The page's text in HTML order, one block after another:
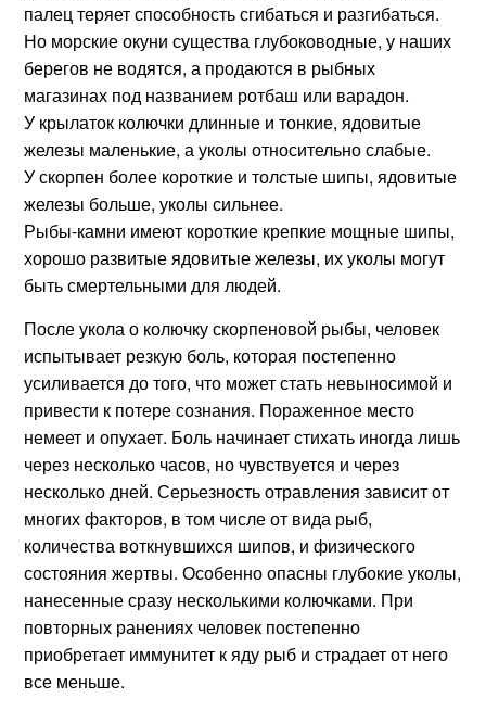
палец теряет способность сгибаться и разгибаться.
Но морские окуни существа глубоководные, у наших
берегов не водятся, а продаются в рыбных
магазинах под названием ротбаш или варадон.
У крылаток колючки длинные и тонкие, ядовитые
железы маленькие, а уколы относительно слабые.
У скорпен более короткие и толстые шипы, ядовитые
железы больше, уколы сильнее.
Рыбы-камни имеют короткие крепкие мощные шипы,
хорошо развитые ядовитые железы, их уколы могут
быть смертельными для людей.
После укола о колючку скорпеновой рыбы, человек
испытывает резкую боль, которая постепенно
усиливается до того, что может стать невыносимой и
привести к потере сознания. Пораженное место
немеет и опухает. Боль начинает стихать иногда лишь
через несколько часов, но чувствуется и через
несколько дней. Серьезность отравления зависит от
многих факторов, в том числе от вида рыб,
количества воткнувшихся шипов, и физического
состояния жертвы. Особенно опасны глубокие уколы,
нанесенные сразу несколькими колючками. При
повторных ранениях человек постепенно
приобретает иммунитет к яду рыб и страдает от него
все меньше.